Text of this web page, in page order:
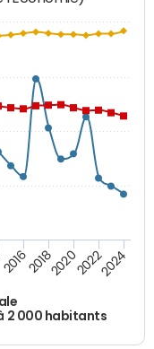
2 000 habitants
20162018202020222024